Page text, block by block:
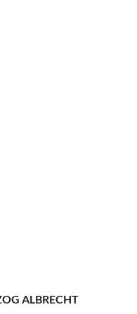
ALBRECHT